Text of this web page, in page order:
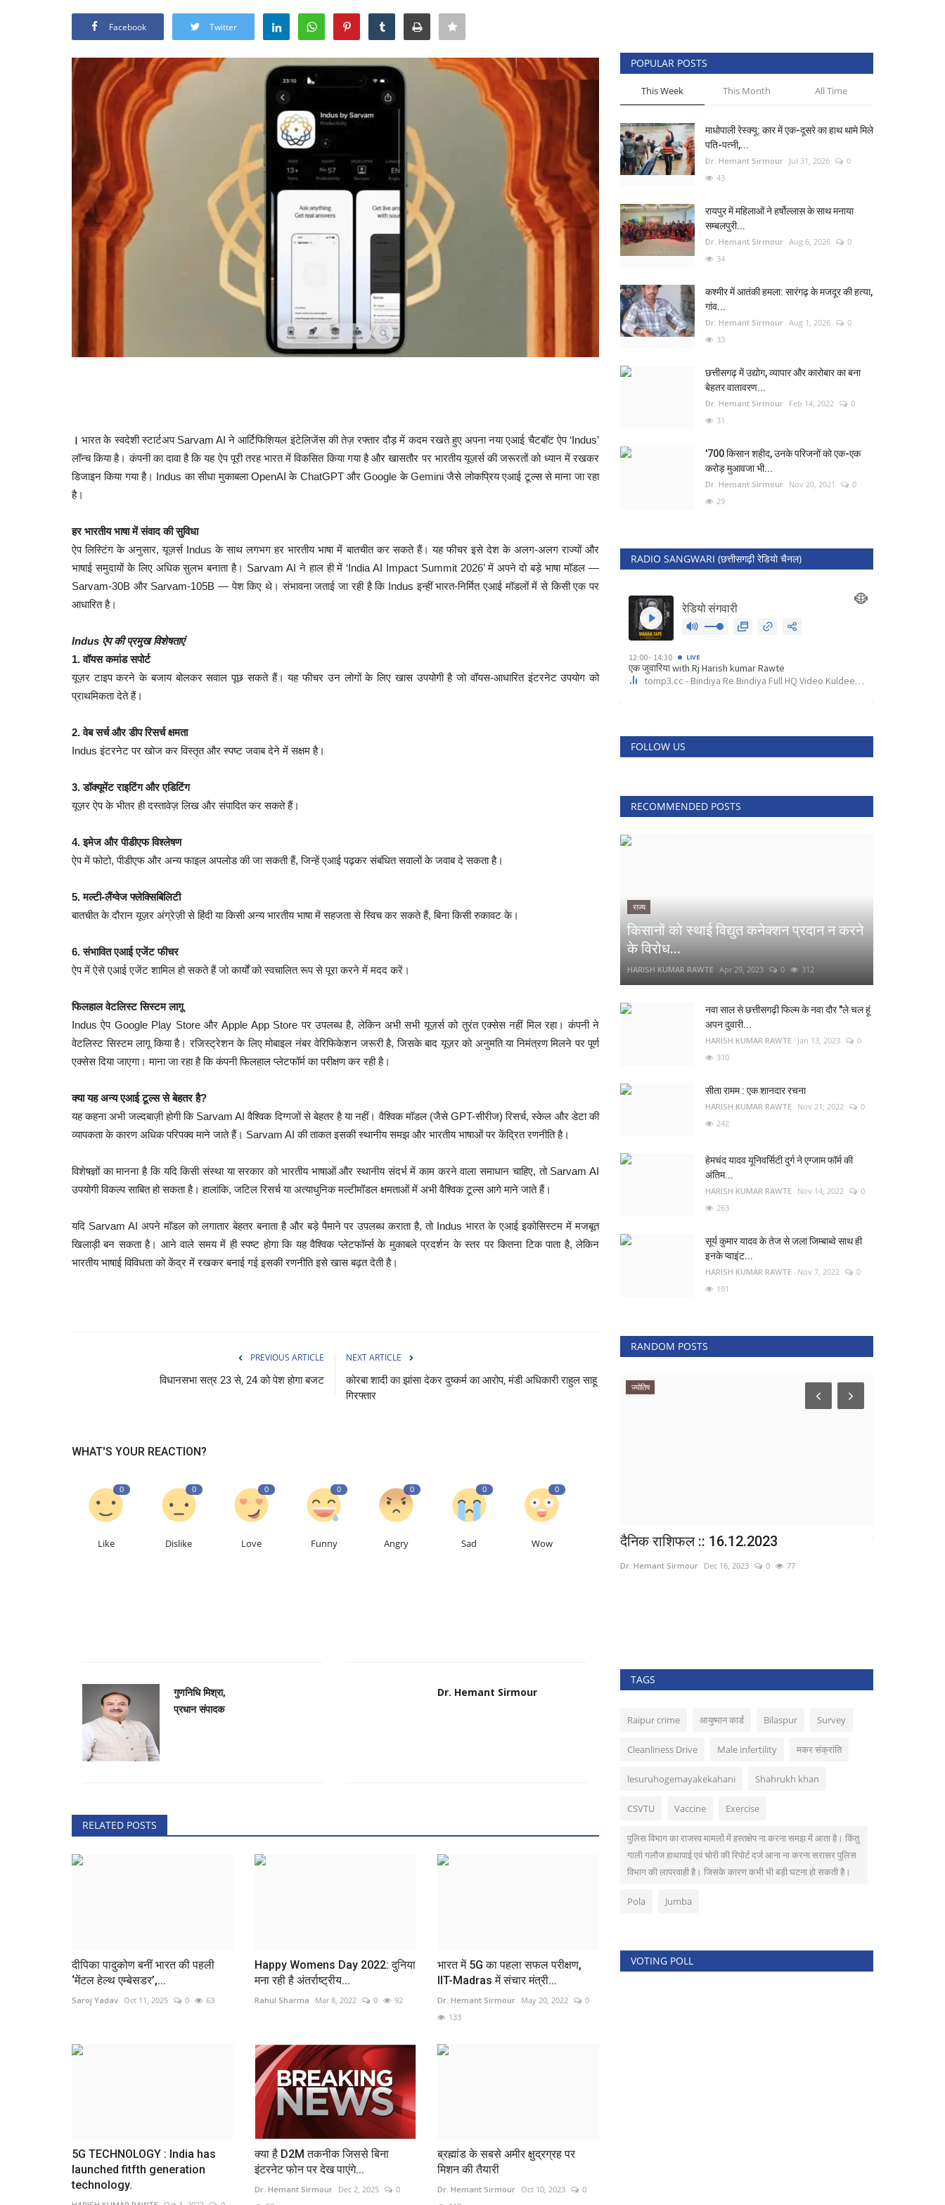
Facebook Twitter
। भारत के स्वदेशी स्टार्टअप Sarvam AI ने आर्टिफिशियल इंटेलिजेंस की तेज़ रफ्तार दौड़ में कदम रखते हुए अपना नया एआई चैटबॉट ऐप ‘Indus’
लॉन्च किया है। कंपनी का दावा है कि यह ऐप पूरी तरह भारत में विकसित किया गया है और खासतौर पर भारतीय यूज़र्स की जरूरतों को ध्यान में रखकर
डिजाइन किया गया है। Indus का सीधा मुकाबला OpenAI के ChatGPT और Google के Gemini जैसे लोकप्रिय एआई टूल्स से माना जा रहा
है।
हर भारतीय भाषा में संवाद की सुविधा
ऐप लिस्टिंग के अनुसार, यूज़र्स Indus के साथ लगभग हर भारतीय भाषा में बातचीत कर सकते हैं। यह फीचर इसे देश के अलग-अलग राज्यों और
भाषाई समुदायों के लिए अधिक सुलभ बनाता है। Sarvam AI ने हाल ही में ‘India AI Impact Summit 2026’ में अपने दो बड़े भाषा मॉडल —
Sarvam-30B और Sarvam-105B — पेश किए थे। संभावना जताई जा रही है कि Indus इन्हीं भारत-निर्मित एआई मॉडलों में से किसी एक पर
आधारित है।
Indus ऐप की प्रमुख विशेषताएं
1. वॉयस कमांड सपोर्ट
यूज़र टाइप करने के बजाय बोलकर सवाल पूछ सकते हैं। यह फीचर उन लोगों के लिए खास उपयोगी है जो वॉयस-आधारित इंटरनेट उपयोग को
प्राथमिकता देते हैं।
2. वेब सर्च और डीप रिसर्च क्षमता
Indus इंटरनेट पर खोज कर विस्तृत और स्पष्ट जवाब देने में सक्षम है।
3. डॉक्यूमेंट राइटिंग और एडिटिंग
यूज़र ऐप के भीतर ही दस्तावेज़ लिख और संपादित कर सकते हैं।
4. इमेज और पीडीएफ विश्लेषण
ऐप में फोटो, पीडीएफ और अन्य फाइल अपलोड की जा सकती हैं, जिन्हें एआई पढ़कर संबंधित सवालों के जवाब दे सकता है।
5. मल्टी-लैंग्वेज फ्लेक्सिबिलिटी
बातचीत के दौरान यूज़र अंग्रेज़ी से हिंदी या किसी अन्य भारतीय भाषा में सहजता से स्विच कर सकते हैं, बिना किसी रुकावट के।
6. संभावित एआई एजेंट फीचर
ऐप में ऐसे एआई एजेंट शामिल हो सकते हैं जो कार्यों को स्वचालित रूप से पूरा करने में मदद करें।
फिलहाल वेटलिस्ट सिस्टम लागू
Indus ऐप Google Play Store और Apple App Store पर उपलब्ध है, लेकिन अभी सभी यूज़र्स को तुरंत एक्सेस नहीं मिल रहा। कंपनी ने
वेटलिस्ट सिस्टम लागू किया है। रजिस्ट्रेशन के लिए मोबाइल नंबर वेरिफिकेशन जरूरी है, जिसके बाद यूज़र को अनुमति या निमंत्रण मिलने पर पूर्ण
एक्सेस दिया जाएगा। माना जा रहा है कि कंपनी फिलहाल प्लेटफॉर्म का परीक्षण कर रही है।
क्या यह अन्य एआई टूल्स से बेहतर है?
यह कहना अभी जल्दबाज़ी होगी कि Sarvam AI वैश्विक दिग्गजों से बेहतर है या नहीं। वैश्विक मॉडल (जैसे GPT-सीरीज) रिसर्च, स्केल और डेटा की
व्यापकता के कारण अधिक परिपक्व माने जाते हैं। Sarvam AI की ताकत इसकी स्थानीय समझ और भारतीय भाषाओं पर केंद्रित रणनीति है।
विशेषज्ञों का मानना है कि यदि किसी संस्था या सरकार को भारतीय भाषाओं और स्थानीय संदर्भ में काम करने वाला समाधान चाहिए, तो Sarvam AI
उपयोगी विकल्प साबित हो सकता है। हालांकि, जटिल रिसर्च या अत्याधुनिक मल्टीमॉडल क्षमताओं में अभी वैश्विक टूल्स आगे माने जाते हैं।
यदि Sarvam AI अपने मॉडल को लगातार बेहतर बनाता है और बड़े पैमाने पर उपलब्ध कराता है, तो Indus भारत के एआई इकोसिस्टम में मजबूत
खिलाड़ी बन सकता है। आने वाले समय में ही स्पष्ट होगा कि यह वैश्विक प्लेटफॉर्म्स के मुकाबले प्रदर्शन के स्तर पर कितना टिक पाता है, लेकिन
भारतीय भाषाई विविधता को केंद्र में रखकर बनाई गई इसकी रणनीति इसे खास बढ़त देती है।
PREVIOUS ARTICLE
विधानसभा सत्र 23 से, 24 को पेश होगा बजट
NEXT ARTICLE
कोरबा शादी का झांसा देकर दुष्कर्म का आरोप, मंडी अधिकारी राहुल साहू
गिरफ्तार
WHAT'S YOUR REACTION?
0
Like
0
Dislike
0
Love
0
Funny
0
Angry
0
Sad
0
Wow
गुणनिधि मिश्रा,
प्रधान संपादक
Dr. Hemant Sirmour
RELATED POSTS
दीपिका पादुकोण बनीं भारत की पहली
‘मेंटल हेल्थ एम्बेसडर’,...
Saroj Yadav Oct 11, 2025 0 63
Happy Womens Day 2022: दुनिया
मना रही है अंतर्राष्ट्रीय...
Rahul Sharma Mar 8, 2022 0 92
भारत में 5G का पहला सफल परीक्षण,
IIT-Madras में संचार मंत्री...
Dr. Hemant Sirmour May 20, 2022
0
133
5G TECHNOLOGY : India has
launched fitfth generation
technology.
क्या है D2M तकनीक जिससे बिना
इंटरनेट फोन पर देख पाएंगे...
Dr. Hemant Sirmour Dec 2, 2025
0
ब्रह्मांड के सबसे अमीर क्षुद्रग्रह पर
मिशन की तैयारी
Dr. Hemant Sirmour Oct 10, 2023
0
POPULAR POSTS
This Week This Month All Time
माधोपाली रेस्क्यू: कार में एक-दूसरे का हाथ थामे मिले
पति-पत्नी,...
Dr. Hemant Sirmour Jul 31, 2026
0
43
रायपुर में महिलाओं ने हर्षोल्लास के साथ मनाया
सम्बलपुरी...
Dr. Hemant Sirmour Aug 6, 2026
0
34
कश्मीर में आतंकी हमला: सारंगढ़ के मजदूर की हत्या,
गांव...
Dr. Hemant Sirmour Aug 1, 2026
0
33
छत्तीसगढ़ में उद्योग, व्यापार और कारोबार का बना
बेहतर वातावरण...
Dr. Hemant Sirmour Feb 14, 2022
0
31
'700 किसान शहीद, उनके परिजनों को एक-एक
करोड़ मुआवजा भी...
Dr. Hemant Sirmour Nov 20, 2021
0
29
RADIO SANGWARI (छत्तीसगढ़ी रेडियो चैनल)
FOLLOW US
RECOMMENDED POSTS
राज्य
किसानों को स्थाई विद्युत कनेक्शन प्रदान न करने
के विरोध...
HARISH KUMAR RAWTE Apr 29, 2023 0 312
नवा साल से छत्तीसगढ़ी फिल्म के नवा दौर "ले चल हूं
अपन दुवारी...
HARISH KUMAR RAWTE Jan 13, 2023
0
310
सीता रामम : एक शानदार रचना
HARISH KUMAR RAWTE Nov 21, 2022
0
242
हेमचंद यादव यूनिवर्सिटी दुर्ग ने एग्जाम फॉर्म की
अंतिम...
HARISH KUMAR RAWTE Nov 14, 2022
0
263
सूर्य कुमार यादव के तेज से जला जिम्बाब्वे साथ ही
इनके प्वाइंट...
HARISH KUMAR RAWTE Nov 7, 2022
0
191
RANDOM POSTS
को बम से उड़ाने आयो आयो नंदलाल
लाइफस्टाइल
अजीनोमोटो पर प्रतिबंध लगाने की उठी मांग,
ज्योतिष
दैनिक राशिफल :: 16.12.2023
Dr. Hemant Sirmour Dec 16, 2023 0 77
TAGS
Raipur crime आयुष्मान कार्ड Bilaspur Survey
Cleanliness Drive Male infertility मकर संक्रांति
lesuruhogemayakekahani Shahrukh khan
CSVTU Vaccine Exercise
पुलिस विभाग का राजस्व मामलों में हस्तक्षेप ना करना समझ में आता है। किंतु
गाली गलौज हाथापाई एवं चोरी की रिपोर्ट दर्ज आना ना करना सरासर पुलिस
विभाग की लापरवाही है। जिसके कारण कभी भी बड़ी घटना हो सकती है।
Pola Jumba
VOTING POLL